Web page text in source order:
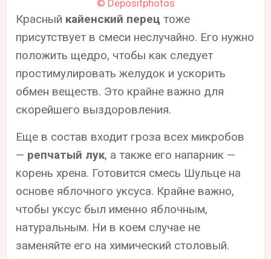
© Depositphotos
Красный кайенский перец тоже
присутствует в смеси неслучайно. Его нужно
положить щедро, чтобы как следует
простимулировать желудок и ускорить
обмен веществ. Это крайне важно для
скорейшего выздоровления.
Еще в состав входит гроза всех микробов
— репчатый лук, а также его напарник —
корень хрена. Готовится смесь Шульце на
основе яблочного уксуса. Крайне важно,
чтобы уксус был именно яблочным,
натуральным. Ни в коем случае не
заменяйте его на химический столовый.